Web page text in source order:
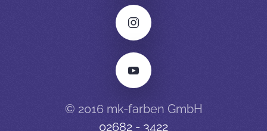
© 2016 mk-farben GmbH
02682 - 3422